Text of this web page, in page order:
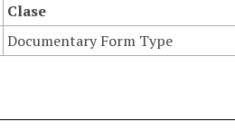
Clase
Documentary Form Type